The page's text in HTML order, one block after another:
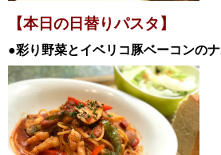
【本日の日替りパスタ】
●彩り野菜とイベリコ豚ベーコンの